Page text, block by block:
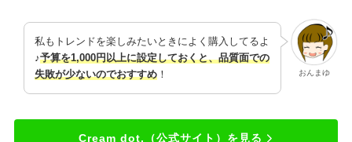
おんまゆ
私もトレンドを楽しみたいときによく購入してるよ
♪予算を1,000円以上に設定しておくと、品質面での
失敗が少ないのでおすすめ ！
Cream dot.（公式サイト）を見る